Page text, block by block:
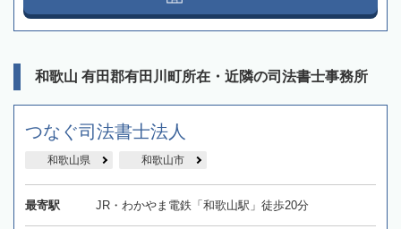
和歌山 有田郡有田川町所在・近隣の司法書士事務所
つなぐ司法書士法人
和歌山県 和歌山市
最寄駅 JR・わかやま電鉄「和歌山駅」徒歩20分